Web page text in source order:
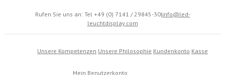
Rufen Sie uns an: Tel +49 (0) 7141 / 29845-30|info@led-
leuchtdisplay.com
Unsere Kompetenzen Unsere Philosophie Kundenkonto Kasse
Mein Benutzerkonto